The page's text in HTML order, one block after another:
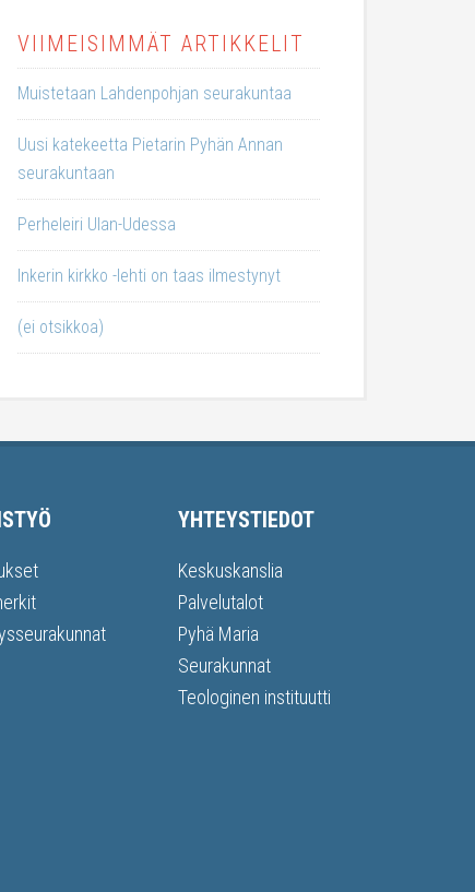
VIIMEISIMMÄT ARTIKKELIT
Muistetaan Lahdenpohjan seurakuntaa
Uusi katekeetta Pietarin Pyhän Annan
seurakuntaan
Perheleiri Ulan-Udessa
Inkerin kirkko -lehti on taas ilmestynyt
(ei otsikkoa)
YHTEYSTIEDOT
Keskuskanslia
Palvelutalot
Pyhä Maria
Seurakunnat
Teologinen instituutti